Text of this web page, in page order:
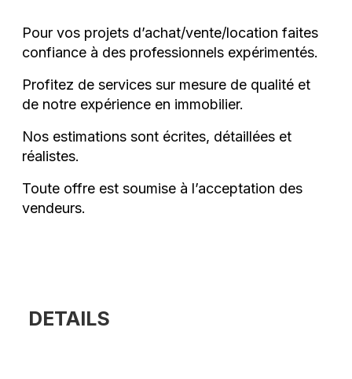
Pour vos projets d’achat/vente/location faites
confiance à des professionnels expérimentés.
Profitez de services sur mesure de qualité et
de notre expérience en immobilier.
Nos estimations sont écrites, détaillées et
réalistes.
Toute offre est soumise à l’acceptation des
vendeurs.
DETAILS